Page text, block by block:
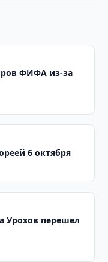
ФИФА из-за
6 октября
Урозов перешел